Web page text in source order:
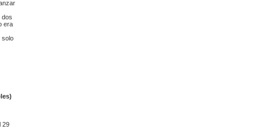
dos
era
solo
29